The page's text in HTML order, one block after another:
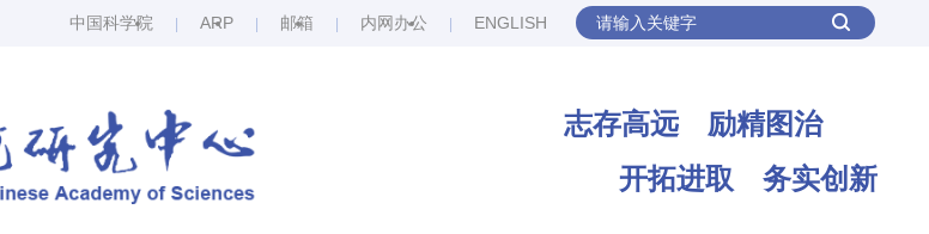
中国科学院 ARP 邮箱 内网办公 ENGLISH
志存高远 励精图治
开拓进取 务实创新